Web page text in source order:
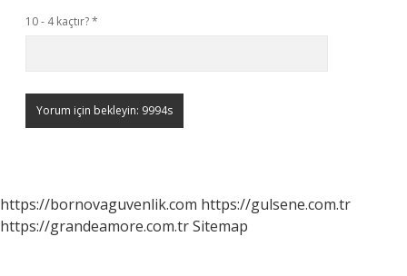
10 - 4 kaçtır?*
https://bornovaguvenlik.com https://gulsene.com.tr
https://grandeamore.com.trSitemap